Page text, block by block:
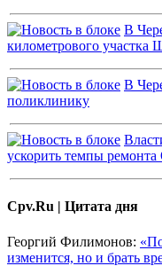
В
километрового участка
В
поликлинику
ускорить темпы ремонта
Cpv.Ru | Цитата дня
Георгий Филимонов:
изменится, но и брать